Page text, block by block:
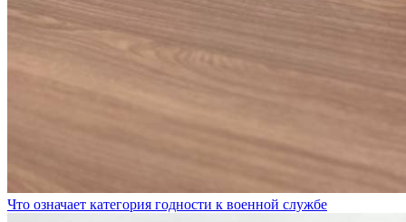
Что означает категория годности к военной службе